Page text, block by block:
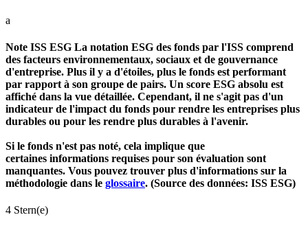
a
Note ISS ESG La notation ESG des fonds par l'ISS comprend
des facteurs environnementaux, sociaux et de gouvernance
d'entreprise. Plus il y a d'étoiles, plus le fonds est performant
par rapport à son groupe de pairs. Un score ESG absolu est
affiché dans la vue détaillée. Cependant, il ne s'agit pas d'un
indicateur de l'impact du fonds pour rendre les entreprises plus
durables ou pour les rendre plus durables à l'avenir.
Si le fonds n'est pas noté, cela implique que
certaines informations requises pour son évaluation sont
manquantes. Vous pouvez trouver plus d'informations sur la
méthodologie dans le glossaire. (Source des données: ISS ESG)
4 Stern(e)